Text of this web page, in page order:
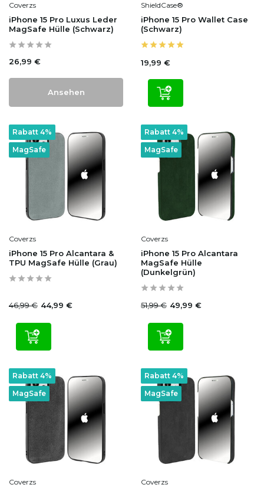
Coverzs
iPhone 15 Pro Luxus Leder
MagSafe Hülle (Schwarz)
26,99 €
Ansehen
ShieldCase®
iPhone 15 Pro Wallet Case
(Schwarz)
19,99 €
MagSafe
Rabatt 4%
Coverzs
iPhone 15 Pro Alcantara &
TPU MagSafe Hülle (Grau)
46,99 € 44,99 €
MagSafe
Rabatt 4%
Coverzs
iPhone 15 Pro Alcantara
MagSafe Hülle
(Dunkelgrün)
51,99 € 49,99 €
MagSafe
Rabatt 4%
Coverzs
MagSafe
Rabatt 4%
Coverzs